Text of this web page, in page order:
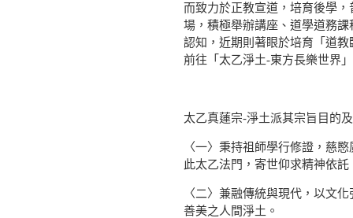
而致力於正教宣道，培育後學
場，積極舉辦講座、道學道務
認知，近期則著眼於培育「道
前往「太乙淨土-東方長樂世界
太乙真蓮宗-淨土派其宗旨目的
〈一〉秉持祖師學行修證，慈
此太乙法門，寄世仰求精神依
〈二〉兼融傳統與現代，以文
善美之人間淨土。